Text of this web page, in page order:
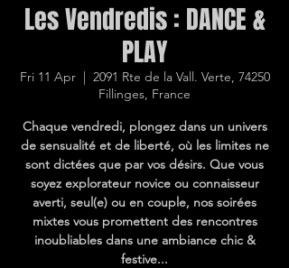
Les Vendredis : DANCE &
PLAY
Fri 11 Apr
  |
2091 Rte de la Vall. Verte, 74250
Fillinges, France
Chaque vendredi, plongez dans un univers
de sensualité et de liberté, où les limites ne
sont dictées que par vos désirs. Que vous
soyez explorateur novice ou connaisseur
averti, seul(e) ou en couple, nos soirées
mixtes vous promettent des rencontres
inoubliables dans une ambiance chic &
festive...